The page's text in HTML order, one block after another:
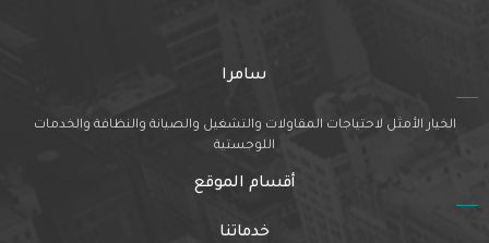
سامرا
الخيار الأمثل لاحتياجات المقاولات والتشغيل والصيانة والنظافة والخدمات
اللوجستية
أقسام الموقع
خدماتنا